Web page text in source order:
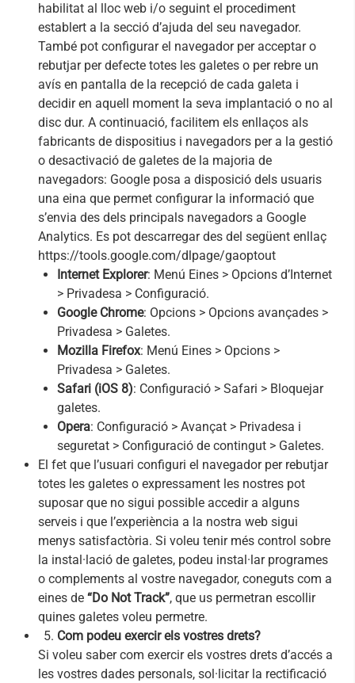
habilitat al lloc web i/o seguint el procediment
establert a la secció d’ajuda del seu navegador.
També pot configurar el navegador per acceptar o
rebutjar per defecte totes les galetes o per rebre un
avís en pantalla de la recepció de cada galeta i
decidir en aquell moment la seva implantació o no al
disc dur. A continuació, facilitem els enllaços als
fabricants de dispositius i navegadors per a la gestió
o desactivació de galetes de la majoria de
navegadors: Google posa a disposició dels usuaris
una eina que permet configurar la informació que
s’envia des dels principals navegadors a Google
Analytics. Es pot descarregar des del següent enllaç
https://tools.google.com/dlpage/gaoptout
Internet Explorer: Menú Eines > Opcions d’Internet
> Privadesa > Configuració.
Google Chrome: Opcions > Opcions avançades >
Privadesa > Galetes.
Mozilla Firefox: Menú Eines > Opcions >
Privadesa > Galetes.
Safari (iOS 8): Configuració > Safari > Bloquejar
galetes.
Opera: Configuració > Avançat > Privadesa i
seguretat > Configuració de contingut > Galetes.
El fet que l’usuari configuri el navegador per rebutjar
totes les galetes o expressament les nostres pot
suposar que no sigui possible accedir a alguns
serveis i que l’experiència a la nostra web sigui
menys satisfactòria. Si voleu tenir més control sobre
la instal·lació de galetes, podeu instal·lar programes
o complements al vostre navegador, coneguts com a
eines de “Do Not Track”, que us permetran escollir
quines galetes voleu permetre.
Com podeu exercir els vostres drets?
Si voleu saber com exercir els vostres drets d’accés a
les vostres dades personals, sol·licitar la rectificació